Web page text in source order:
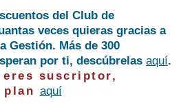
del Club de
veces quieras gracias a
Gestión. Más de 300
por ti, descúbrelas aquí.
suscriptor,
plan aquí